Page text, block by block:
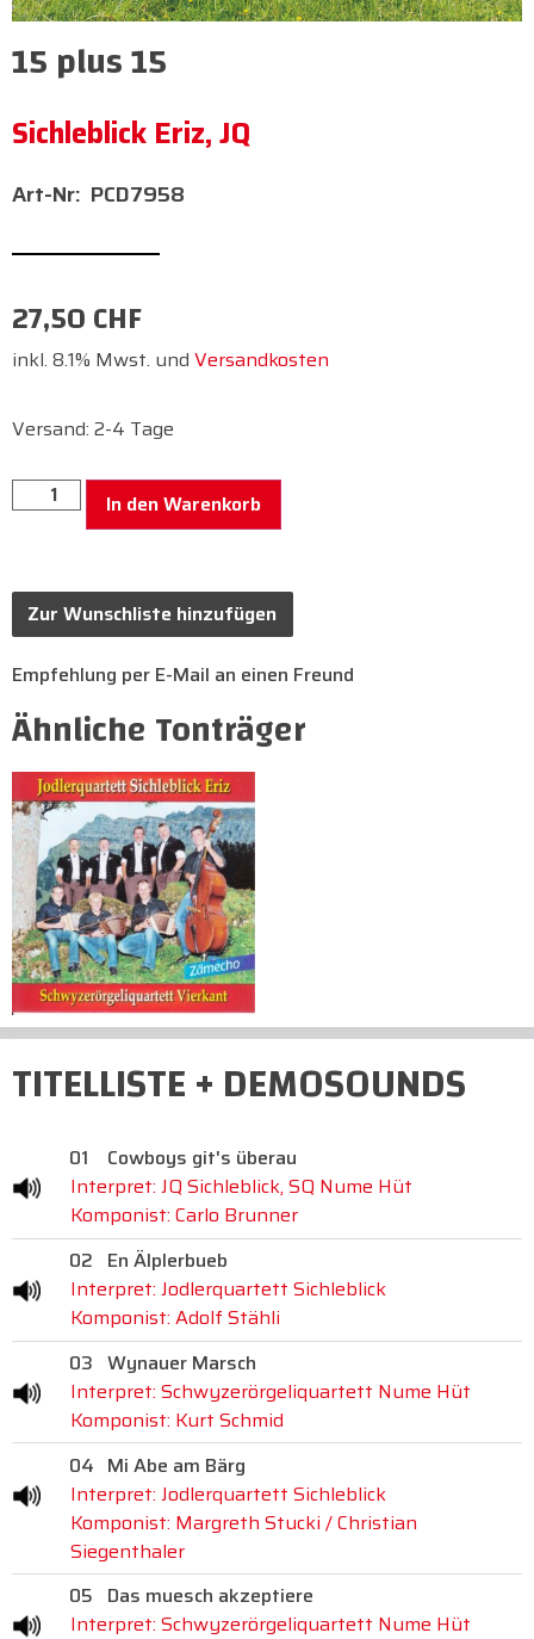
15 plus 15
Sichleblick Eriz, JQ
PCD7958
27,50CHF
inkl. 8.1% Mwst. und Versandkosten
Versand: 2-4 Tage
In den Warenkorb
Zur Wunschliste hinzufügen
Empfehlung per E-Mail an einen Freund
Ähnliche Tonträger
TITELLISTE + DEMOSOUNDS
01
Cowboys git's überau
Interpret: JQ Sichleblick, SQ Nume Hüt
Komponist: Carlo Brunner
02 En Älplerbueb
Interpret: Jodlerquartett Sichleblick
Komponist: Adolf Stähli
03 Wynauer Marsch
Interpret: Schwyzerörgeliquartett Nume Hüt
Komponist: Kurt Schmid
04 Mi Abe am Bärg
Interpret: Jodlerquartett Sichleblick
Komponist: Margreth Stucki / Christian
Siegenthaler
05 Das muesch akzeptiere
Interpret: Schwyzerörgeliquartett Nume Hüt